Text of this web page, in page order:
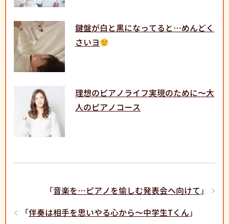
鍵盤が白と黒になってると…めんどく
さいヨ
理想のピアノライフ実現のために〜大
人のピアノコース
「音楽を…ピアノを愉しむ発表会へ向けて 」
「伴奏は相手を思いやる心から〜中学生Tくん 」